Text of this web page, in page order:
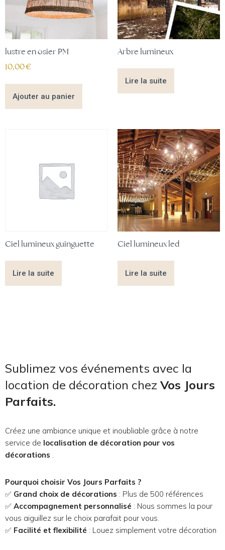
lustre en osier PM
10,00€
Ajouter au panier
Arbre lumineux
Lire la suite
Ciel lumineux guinguette
Lire la suite
Ciel lumineux led
Lire la suite
Sublimez vos événements avec la
location de décoration chez Vos Jours
Parfaits.
Créez une ambiance unique et inoubliable grâce à notre
service de localisation de décoration pour vos
décorations .
Pourquoi choisir Vos Jours Parfaits ?
✅ Grand choix de décorations : Plus de 500 références
✅ Accompagnement personnalisé : Nous sommes la pour
vous aiguillez sur le choix parafait pour vous.
✅ Facilité et flexibilité : Louez simplement votre décoration